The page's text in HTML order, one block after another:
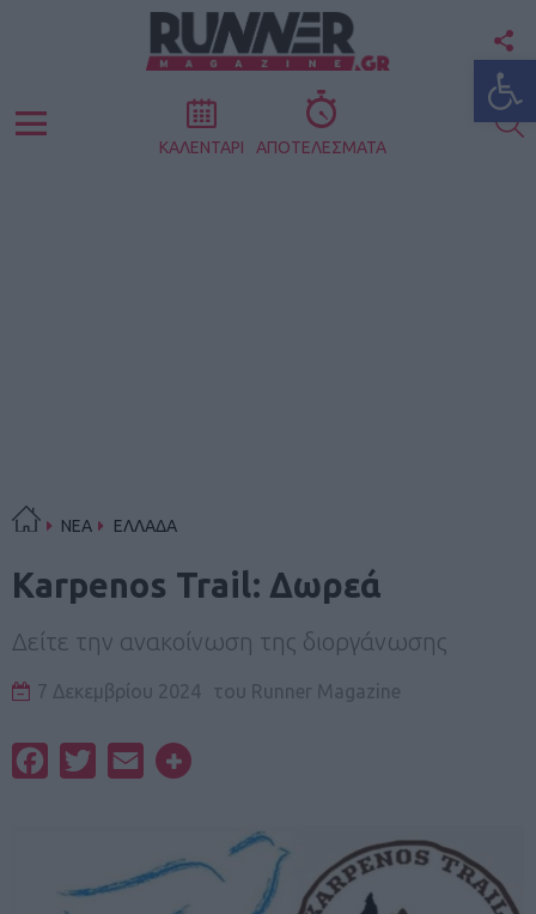
Menu ΚΑΛΕΝΤΑΡΙ ΑΠΟΤΕΛΕΣΜΑΤΑ
ΝΕΑ ΕΛΛΑΔΑ
Karpenos Trail: Δωρεά
Δείτε την ανακοίνωση της διοργάνωσης
7 Δεκεμβρίου 2024 του Runner Magazine
FacebookTwitterEmail